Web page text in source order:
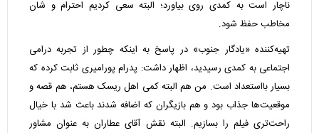
ناچار است به کمدی روی بیاورد؛ البته سعی کردیم احترام و شان
مخاطب حفظ شود.
تهیه‌کننده «یادگار جنوب» در پاسخ به اینکه چطور از تجربه درامی
اجتماعی به کمدی رسیدید، اظهار داشت: پدرام پورامیری ثابت کرده که
بسیار بااستعداد است. من هم البته کمی اهل ریسک هستم، هم قصه و
موقعیت‌ها جذاب بود و هم بازیگران که اضافه شدند باعث شد با خیال
راحت‌تری فیلم را بسازیم. البته نقش آقای عطاران به عنوان مشاور